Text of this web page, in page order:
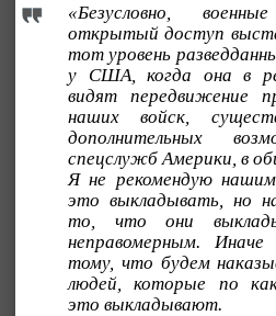
«Безусловно,
открытый доступ
тот уровень
у США, когда она в
видят передвижение
наших войск,
дополнительных
спецслужб Америки, в
Я не рекомендую
это выкладывать, но
то, что они
неправомерным.
тому, что будем
людей, которые по
это выкладывают.